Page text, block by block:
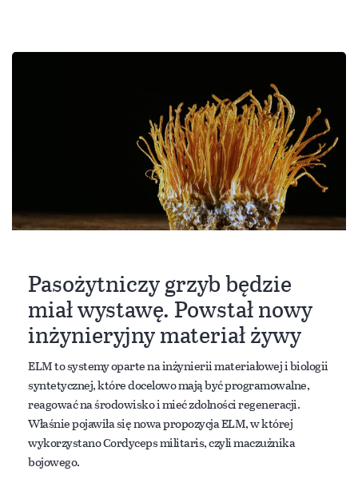
Pasożytniczy grzyb będzie
miał wystawę. Powstał nowy
inżynieryjny materiał żywy
ELM to systemy oparte na inżynierii materiałowej i biologii
syntetycznej, które docelowo mają być programowalne,
reagować na środowisko i mieć zdolności regeneracji.
Właśnie pojawiła się nowa propozycja ELM, w której
wykorzystano Cordyceps militaris, czyli maczużnika
bojowego.